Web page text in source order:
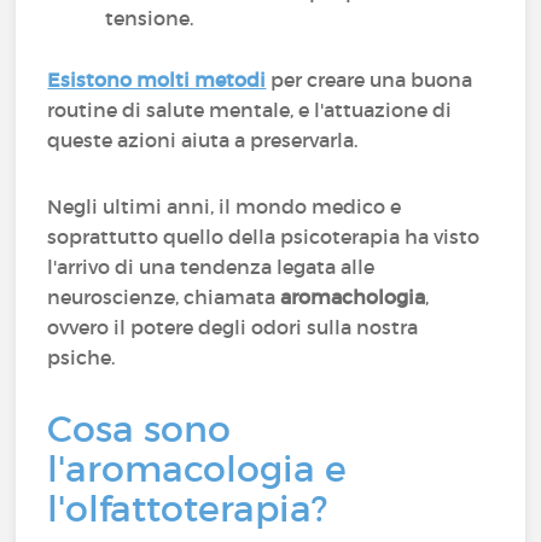
tensione.
Esistono molti metodi per creare una buona
routine di salute mentale, e l'attuazione di
queste azioni aiuta a preservarla.
Negli ultimi anni, il mondo medico e
soprattutto quello della psicoterapia ha visto
l'arrivo di una tendenza legata alle
neuroscienze, chiamataaromachologia,
ovvero il potere degli odori sulla nostra
psiche.
Cosa sono
l'aromacologia e
l'olfattoterapia?